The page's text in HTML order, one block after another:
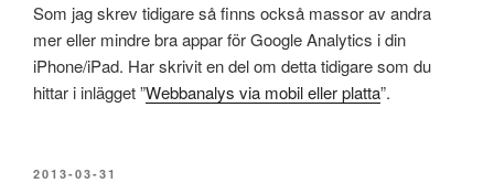
Som jag skrev tidigare så finns också massor av andra
mer eller mindre bra appar för Google Analytics i din
iPhone/iPad. Har skrivit en del om detta tidigare som du
hittar i inlägget ”Webbanalys via mobil eller platta”.
PUBLICERAT
2013-03-31